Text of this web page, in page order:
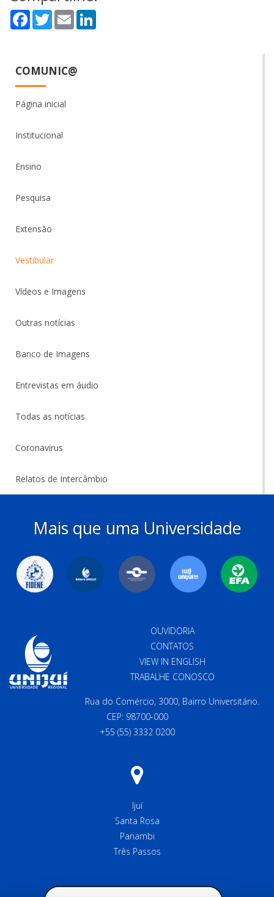
Facebook
TwitterEmail
COMUNIC@
Página inicial
Institucional
Ensino
Pesquisa
Extensão
Vestibular
Vídeos e Imagens
Outras notícias
Banco de Imagens
Entrevistas em áudio
Todas as notícias
Coronavirus
Relatos de Intercâmbio
Mais que uma Universidade
OUVIDORIA
CONTATOS
VIEW IN ENGLISH
TRABALHE CONOSCO
Rua do Comércio, 3000, Bairro Universitário.
CEP: 98700-000
+55 (55) 3332 0200
Ijuí
Santa Rosa
Panambi
Três Passos